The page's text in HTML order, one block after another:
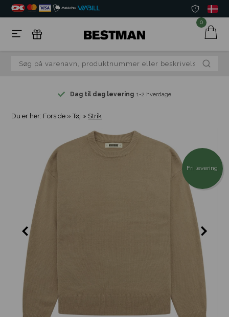
0
Dag til dag levering 1-2 hverdage
Du er her: Forside »Tøj » Strik
Fri levering